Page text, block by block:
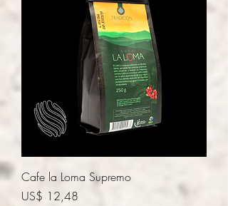
Cafe la Loma Supremo
Precio
US$ 12,48